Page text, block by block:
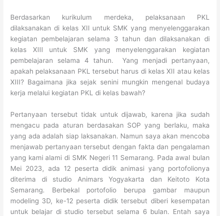
Berdasarkan kurikulum merdeka, pelaksanaan PKL
dilaksanakan di kelas XII untuk SMK yang menyelenggarakan
kegiatan pembelajaran selama 3 tahun dan dilaksanakan di
kelas XIII untuk SMK yang menyelenggarakan kegiatan
pembelajaran selama 4 tahun. Yang menjadi pertanyaan,
apakah pelaksanaan PKL tersebut harus di kelas XII atau kelas
XIII? Bagaimana jika sejak senini mungkin mengenal budaya
kerja melalui kegiatan PKL di kelas bawah?
Pertanyaan tersebut tidak untuk dijawab, karena jika sudah
mengacu pada aturan berdasakan SOP yang berlaku, maka
yang ada adalah siap laksanakan. Namun saya akan mencoba
menjawab pertanyaan tersebut dengan fakta dan pengalaman
yang kami alami di SMK Negeri 11 Semarang. Pada awal bulan
Mei 2023, ada 12 peserta didik animasi yang portofolionya
diterima di studio Animars Yogyakarta dan Keitoto Kota
Semarang. Berbekal portofolio berupa gambar maupun
modeling 3D, ke-12 peserta didik tersebut diberi kesempatan
untuk belajar di studio tersebut selama 6 bulan. Entah saya